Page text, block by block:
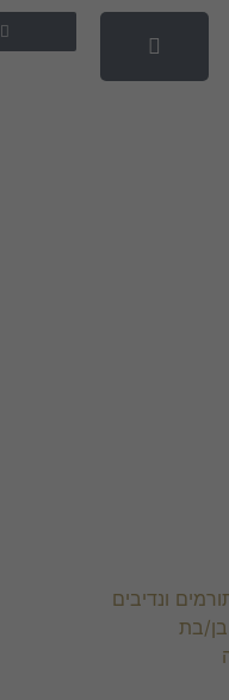
ונדיבים
בת